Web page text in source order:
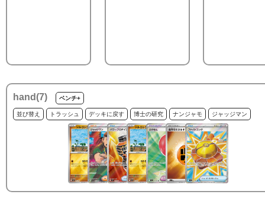
hand(7) ベンチ+
並び替え トラッシュ デッキに戻す 博士の研究 ナンジャモ ジャッジマン